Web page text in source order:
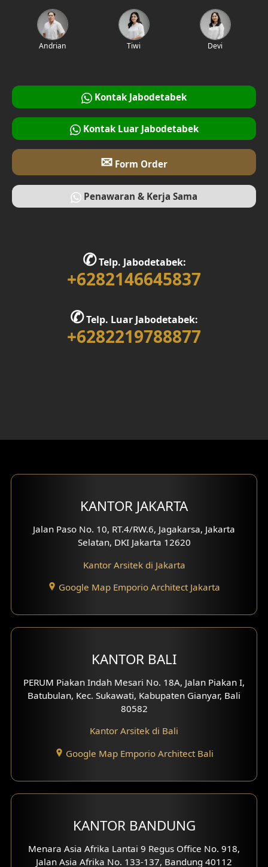
Desain Interior Rumah
Desain Walk in Closet
Desain Rooftop
Desain Area Gym
Desain Bar
Desain Ruang Multimedia
Desain Tempat Ibadah
Desain Ruang Belajar
Desain Rumah 1 Lantai
Desain Rumah 2 Lantai
Desain Rumah 3 Lantai
Eksterior Tampak Depan
Eksterior Tampak Samping
Desain Eksterior Villa
Desain Eksterior Perumahan
Desain Klinik
Desain Perumahan
Desain Interior Perumahan
Desain Interior Ruko
Desain Interior Kantor
Andrian Tiwi Devi
Kontak Jabodetabek
Kontak Luar Jabodetabek
✉ Form Order
Penawaran & Kerja Sama
✆Telp. Jabodetabek:
+6282146645837
✆Telp. Luar Jabodetabek:
+6282219788877
KANTOR JAKARTA
Jalan Paso No. 10, RT.4/RW.6, Jagakarsa, Jakarta
Selatan, DKI Jakarta 12620
Kantor Arsitek di Jakarta
Google Map Emporio Architect Jakarta
KANTOR BALI
PERUM Piakan Indah Mesari No. 18A, Jalan Piakan I,
Batubulan, Kec. Sukawati, Kabupaten Gianyar, Bali
80582
Kantor Arsitek di Bali
Google Map Emporio Architect Bali
KANTOR BANDUNG
Menara Asia Afrika Lantai 9 Regus Office No. 918,
Jalan Asia Afrika No. 133-137, Bandung 40112